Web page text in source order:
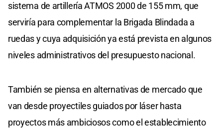
sistema de artillería ATMOS 2000 de 155 mm, que
serviría para complementar la Brigada Blindada a
ruedas y cuya adquisición ya está prevista en algunos
niveles administrativos del presupuesto nacional.
También se piensa en alternativas de mercado que
van desde proyectiles guiados por láser hasta
proyectos más ambiciosos como el establecimiento